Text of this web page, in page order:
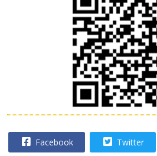
Facebook Twitter